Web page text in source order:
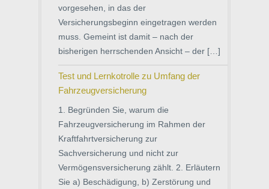
vorgesehen, in das der
Versicherungsbeginn eingetragen werden
muss. Gemeint ist damit – nach der
bisherigen herrschenden Ansicht – der […]
Test und Lernkotrolle zu Umfang der
Fahrzeugversicherung
1. Begründen Sie, warum die
Fahrzeugversicherung im Rahmen der
Kraftfahrtversicherung zur
Sachversicherung und nicht zur
Vermögensversicherung zählt. 2. Erläutern
Sie a) Beschädigung, b) Zerstörung und